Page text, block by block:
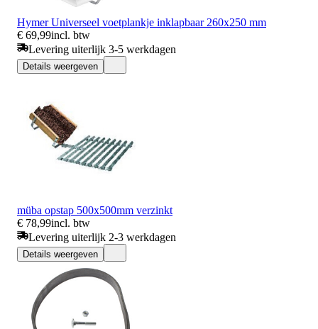
Hymer Universeel voetplankje inklapbaar 260x250 mm
€ 69,99incl. btw
Levering uiterlijk 3-5 werkdagen
Details weergeven
müba opstap 500x500mm verzinkt
€ 78,99incl. btw
Levering uiterlijk 2-3 werkdagen
Details weergeven